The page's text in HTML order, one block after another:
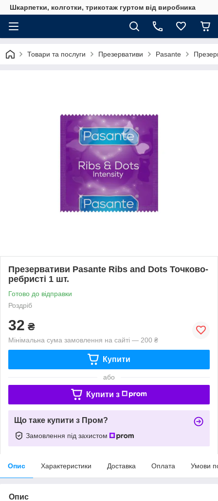
Шкарпетки, колготки, трикотаж гуртом від виробника
Товари та послуги Презервативи Pasante
Презервативи Pasante Ribs and Dots Точково-
ребристі 1 шт.
Готово до відправки
Роздріб
32 ₴
Мінімальна сума замовлення на сайті — 200 ₴
Купити
або
Купити з
Що таке купити з Пром?
Замовлення під захистом
Опис Характеристики Доставка Оплата Умови
Опис